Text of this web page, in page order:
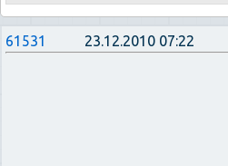
61531 23.12.2010 07:22